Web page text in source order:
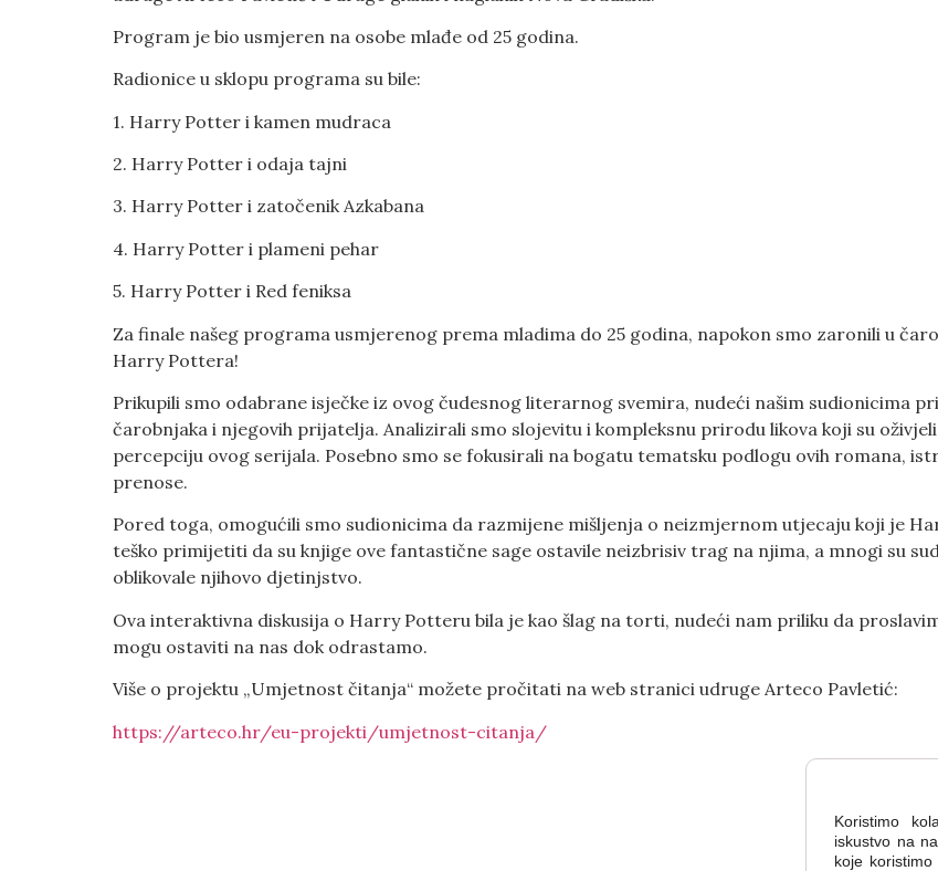
Program je bio usmjeren na osobe mlađe od 25 godina.
Radionice u sklopu programa su bile:
1. Harry Potter i kamen mudraca
2. Harry Potter i odaja tajni
3. Harry Potter i zatočenik Azkabana
4. Harry Potter i plameni pehar
5. Harry Potter i Red feniksa
Za finale našeg programa usmjerenog prema mladima do 25 godina, napokon smo zaronili u
Harry Pottera!
Prikupili smo odabrane isječke iz ovog čudesnog literarnog svemira, nudeći našim sudionicima
čarobnjaka i njegovih prijatelja. Analizirali smo slojevitu i kompleksnu prirodu likova koji su
percepciju ovog serijala. Posebno smo se fokusirali na bogatu tematsku podlogu ovih romana,
prenose.
Pored toga, omogućili smo sudionicima da razmijene mišljenja o neizmjernom utjecaju koji je
teško primijetiti da su knjige ove fantastične sage ostavile neizbrisiv trag na njima, a mnogi su
oblikovale njihovo djetinjstvo.
Ova interaktivna diskusija o Harry Potteru bila je kao šlag na torti, nudeći nam priliku da
mogu ostaviti na nas dok odrastamo.
Više o projektu „Umjetnost čitanja“ možete pročitati na web stranici udruge Arteco Pavletić:
https://arteco.hr/eu-projekti/umjetnost-citanja/
Koristimo
iskustvo na
koje